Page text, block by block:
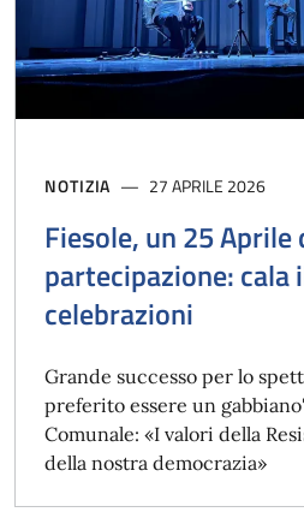
NOTIZIA 27 APRILE 2026
Fiesole, un 25
partecipazione: cala
celebrazioni
Grande successo per lo
preferito essere un
Comunale: «I valori della
della nostra democrazia»